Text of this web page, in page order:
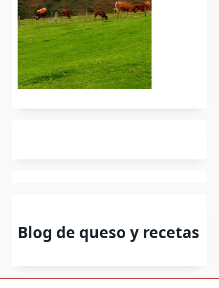
Blog de queso y recetas